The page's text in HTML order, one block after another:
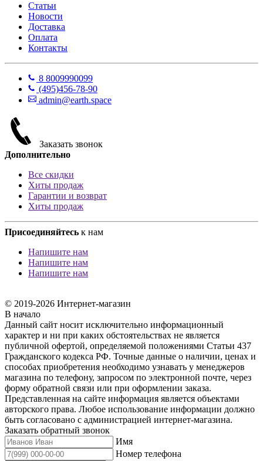
Статьи
Новости
Доставка
Оплата
Контакты
8 8009990099
(495)456-78-90
admin@earth.space
Заказать звонок
Дополнительно
Все скидки
Хиты продаж
Гарантии и возврат
Хиты продаж
Присоединяйтесь к нам
Напишите нам
Напишите нам
Напишите нам
© 2019-2026 Интернет-магазин
В начало
Данный сайт носит исключительно информационный
характер и ни при каких обстоятельствах не является
публичной офертой, определяемой положениями Статьи 437
Гражданского кодекса РФ. Точные данные о наличии, ценах и
способах приобретения необходимо узнавать у менеджеров
магазина по телефону, запросом по электронной почте, через
форму обратной связи или при оформлении заказа.
Представленная на сайте информация является объектами
авторского права. Любое использование информации должно
быть согласовано с администрацией интернет-магазина.
Заказать обратный звонок
Имя
Номер телефона